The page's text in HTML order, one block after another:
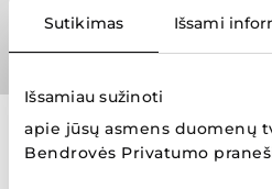
Sutikimas Išsami
Išsamiau sužinoti
apie jūsų asmens duomenų
Bendrovės Privatumo
Prekių